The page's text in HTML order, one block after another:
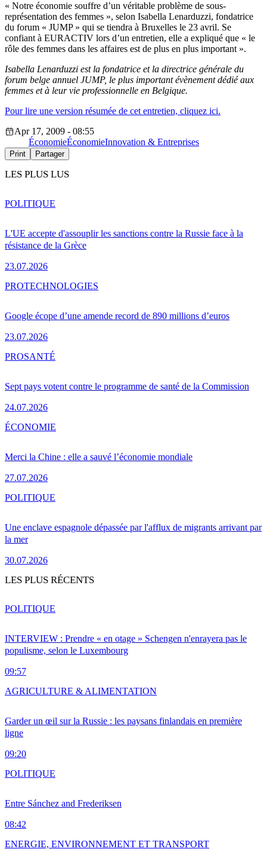
« Notre économie souffre d’un véritable problème de sous-
représentation des femmes », selon Isabella Lenarduzzi, fondatrice
du forum « JUMP » qui se tiendra à Bruxelles le 23 avril. Se
confiant à EURACTIV lors d’un entretien, elle a expliqué que « le
rôle des femmes dans les affaires est de plus en plus important ».
Isabella Lenarduzzi est la fondatrice et la directrice générale du
forum belge annuel JUMP, le plus important évènement dédié aux
femmes et à leur vie professionnelle en Belgique.
Pour lire une version résumée de cet entretien, cliquez ici.
Apr 17, 2009 - 08:55
ÉconomieÉconomieInnovation & Entreprises
Print Partager
LES PLUS LUS
L'UE accepte d'assouplir les sanctions contre la Russie face à la
résistance de la Grèce
23.07.2026
POLITIQUE
Google écope d’une amende record de 890 millions d’euros
23.07.2026
PROTECHNOLOGIES
Sept pays votent contre le programme de santé de la Commission
24.07.2026
PROSANTÉ
Merci la Chine : elle a sauvé l’économie mondiale
27.07.2026
ÉCONOMIE
Une enclave espagnole dépassée par l'afflux de migrants arrivant par
la mer
30.07.2026
POLITIQUE
LES PLUS RÉCENTS
INTERVIEW : Prendre « en otage » Schengen n'enrayera pas le
populisme, selon le Luxembourg
09:57
POLITIQUE
Garder un œil sur la Russie : les paysans finlandais en première
ligne
09:20
AGRICULTURE & ALIMENTATION
Entre Sánchez and Frederiksen
08:42
POLITIQUE
ENERGIE, ENVIRONNEMENT ET TRANSPORT